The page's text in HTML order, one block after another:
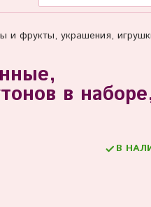
и фрукты, украшения,
в
В